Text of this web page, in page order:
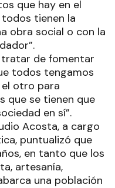
que hay en el
tienen la
obra social o con la
tratar de fomentar
todos tengamos
otro para
que se tienen que
en sí”.
Acosta, a cargo
puntualizó que
en tanto que los
artesanía,
una población